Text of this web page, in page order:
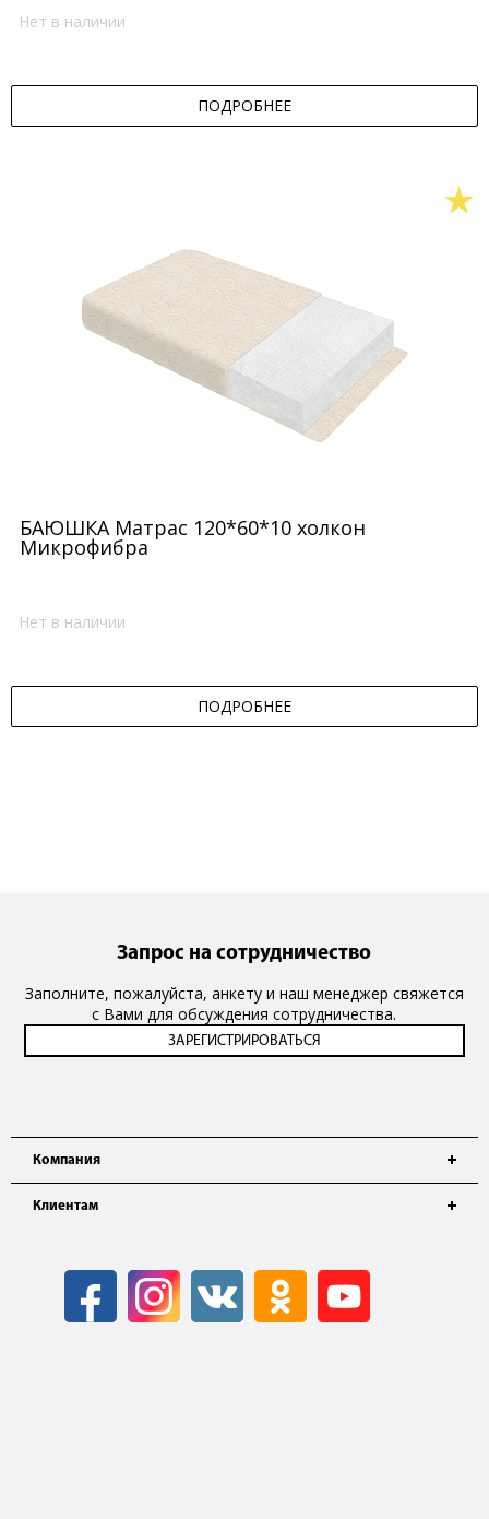
Нет в наличии
ПОДРОБНЕЕ
БАЮШКА Матрас 120*60*10 холкон
Микрофибра
Нет в наличии
ПОДРОБНЕЕ
Компания
Клиентам
Запрос на сотрудничество
Заполните, пожалуйста, анкету и наш менеджер свяжется
с Вами для обсуждения сотрудничества.